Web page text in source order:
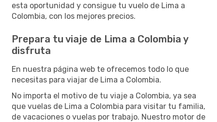
esta oportunidad y consigue tu vuelo de Lima a
Colombia, con los mejores precios.
Prepara tu viaje de Lima a Colombia y
disfruta
En nuestra página web te ofrecemos todo lo que
necesitas para viajar de Lima a Colombia.
No importa el motivo de tu viaje a Colombia, ya sea
que vuelas de Lima a Colombia para visitar tu familia,
de vacaciones o vuelas por trabajo. Nuestro motor de